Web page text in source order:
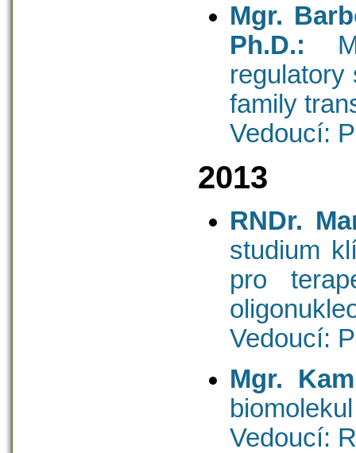
Mgr.
Ph.D.:
regulatory
family
Vedoucí:
2013
RNDr.
studium
pro
Vedoucí:
Mgr.
Vedoucí: